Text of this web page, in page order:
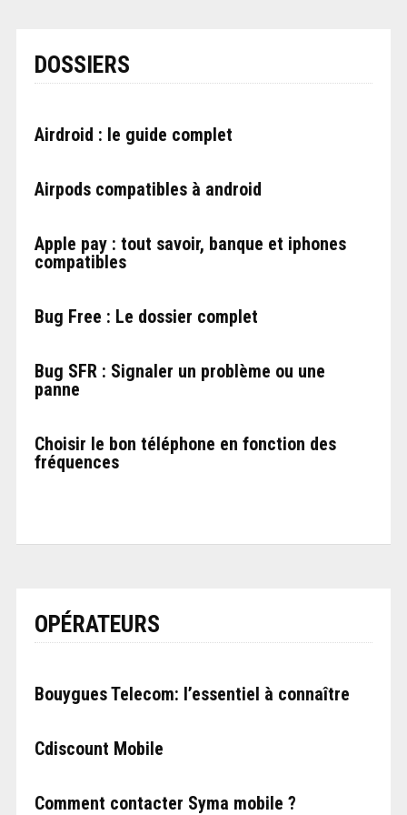
DOSSIERS
Airdroid : le guide complet
Airpods compatibles à android
Apple pay : tout savoir, banque et iphones
compatibles
Bug Free : Le dossier complet
Bug SFR : Signaler un problème ou une
panne
Choisir le bon téléphone en fonction des
fréquences
OPÉRATEURS
Bouygues Telecom: l’essentiel à connaître
Cdiscount Mobile
Comment contacter Syma mobile ?